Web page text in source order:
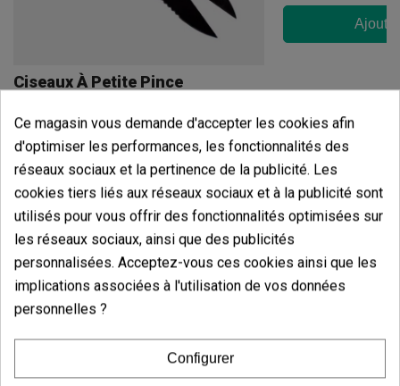
Ciseaux À Petite Pince
2,13 €
2,50 € -15%
Avis des clients
5 étoiles
4 étoiles
18.18%
3 étoiles
0.00%
Ce magasin vous demande d'accepter les cookies afin
d'optimiser les performances, les fonctionnalités des
réseaux sociaux et la pertinence de la publicité. Les
cookies tiers liés aux réseaux sociaux et à la publicité sont
utilisés pour vous offrir des fonctionnalités optimisées sur
les réseaux sociaux, ainsi que des publicités
personnalisées. Acceptez-vous ces cookies ainsi que les
implications associées à l'utilisation de vos données
personnelles ?
Configurer